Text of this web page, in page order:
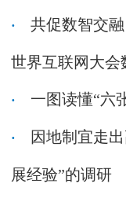
共促数智交
世界互联网大会
一图读懂“六
因地制宜走
展经验”的调研